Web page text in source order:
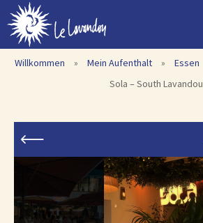
Willkommen » Mein Aufenthalt » Essen
Sola – South Lavandou